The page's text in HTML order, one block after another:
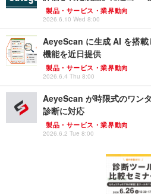
製品・サービス・業界動向
2026.6.10 Wed 8:00
AeyeScan に生成 AI を搭
機能を近日提供
製品・サービス・業界動向
2026.6.4 Thu 8:00
AeyeScan が時限式のワン
診断に対応
製品・サービス・業界動向
2026.6.2 Tue 8:00